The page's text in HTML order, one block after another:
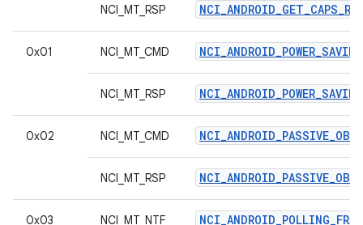
NCI_MT_RSP
0x01 NCI_MT_CMD
NCI_MT_RSP
0x02 NCI_MT_CMD
NCI_MT_RSP
0x03 NCI_MT_NTF